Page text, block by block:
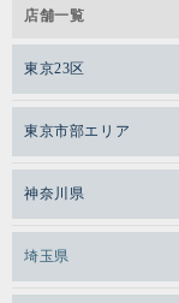
店舗一覧
東京23区
メガロスルフレ恵比寿
メガロス日比谷シャン
メガロス白金台
東京市部エリア
メガロス三鷹
メガロスルフレ三鷹
神奈川県
メガロス上永谷
埼玉県